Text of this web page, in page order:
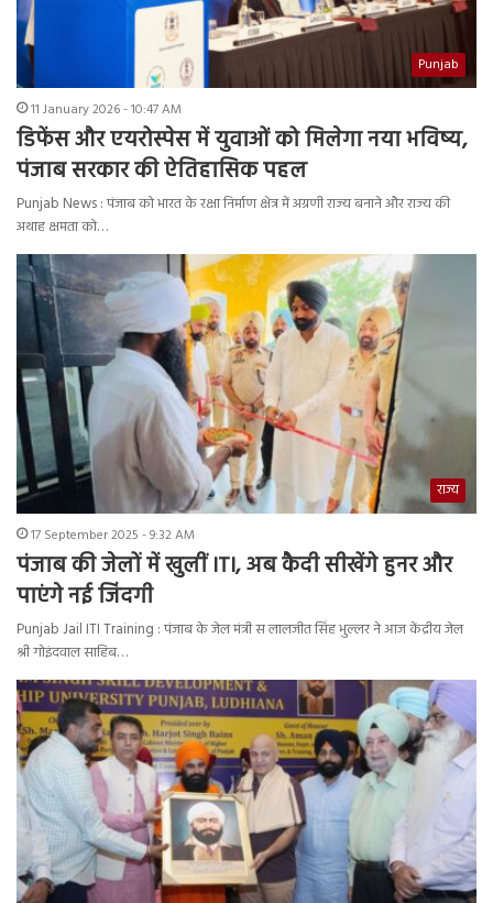
Punjab
11 January 2026 - 10:47 AM
डिफेंस और एयरोस्पेस में युवाओं को मिलेगा नया भविष्य,
पंजाब सरकार की ऐतिहासिक पहल
Punjab News : पंजाब को भारत के रक्षा निर्माण क्षेत्र में अग्रणी राज्य बनाने और राज्य की
अथाह क्षमता को…
राज्य
17 September 2025 - 9:32 AM
पंजाब की जेलों में खुलीं ITI, अब कैदी सीखेंगे हुनर और
पाएंगे नई जिंदगी
Punjab Jail ITI Training : पंजाब के जेल मंत्री स लालजीत सिंह भुल्लर ने आज केंद्रीय जेल
श्री गोइंदवाल साहिब…